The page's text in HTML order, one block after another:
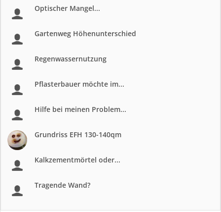
Optischer Mangel...
Gartenweg Höhenunterschied
Regenwassernutzung
Pflasterbauer möchte im...
Hilfe bei meinen Problem...
Grundriss EFH 130-140qm
Kalkzementmörtel oder...
Tragende Wand?